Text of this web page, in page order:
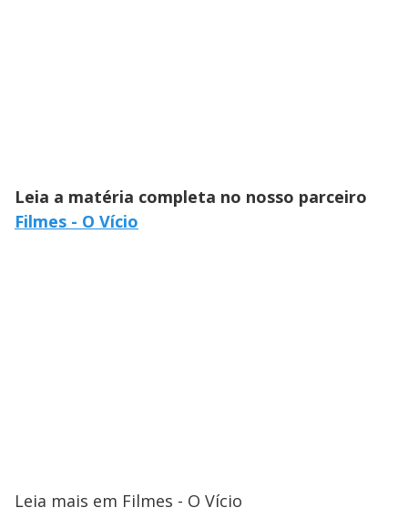
Leia a matéria completa no nosso parceiro
Filmes - O Vício
Leia mais em Filmes - O Vício